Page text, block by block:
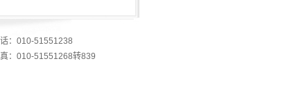
：010-51551238
：010-51551268转839